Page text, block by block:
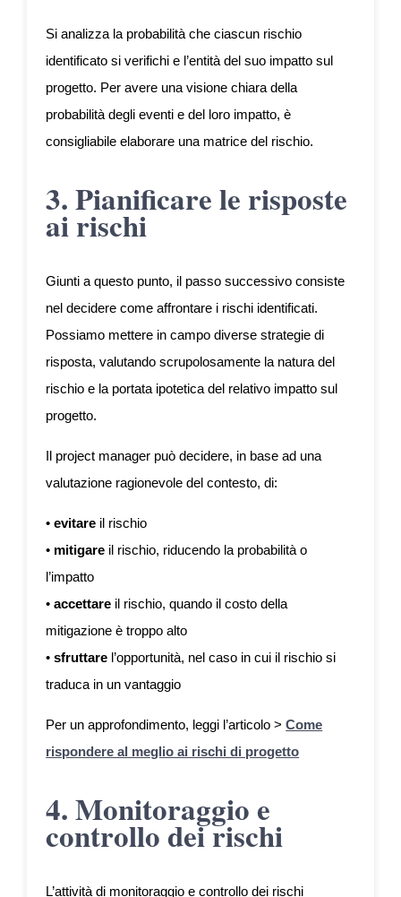
Si analizza la probabilità che ciascun rischio
identificato si verifichi e l’entità del suo impatto sul
progetto. Per avere una visione chiara della
probabilità degli eventi e del loro impatto, è
consigliabile elaborare una matrice del rischio.
3. Pianificare le risposte
ai rischi
Giunti a questo punto, il passo successivo consiste
nel decidere come affrontare i rischi identificati.
Possiamo mettere in campo diverse strategie di
risposta, valutando scrupolosamente la natura del
rischio e la portata ipotetica del relativo impatto sul
progetto.
Il project manager può decidere, in base ad una
valutazione ragionevole del contesto, di:
•evitare il rischio
• mitigare il rischio, riducendo la probabilità o
l’impatto
•accettare il rischio, quando il costo della
mitigazione è troppo alto
•sfruttare l’opportunità, nel caso in cui il rischio si
traduca in un vantaggio
Per un approfondimento, leggi l’articolo >Come
rispondere al meglio ai rischi di progetto
4. Monitoraggio e
controllo dei rischi
L’attività di monitoraggio e controllo dei rischi